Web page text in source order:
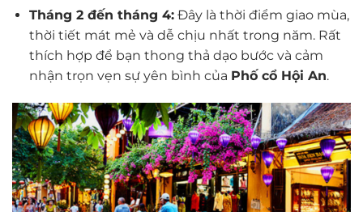
Tháng 2 đến tháng 4:Đây là thời điểm giao mùa,
thời tiết mát mẻ và dễ chịu nhất trong năm. Rất
thích hợp để bạn thong thả dạo bước và cảm
nhận trọn vẹn sự yên bình của Phố cổ Hội An.